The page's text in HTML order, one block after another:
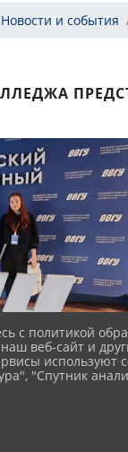
Новости и события
с политикой
веб-сайт и
используют
"Спутник